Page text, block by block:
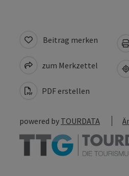
Beitrag merken
zum Merkzettel
PDF erstellen
powered by TOURDATA